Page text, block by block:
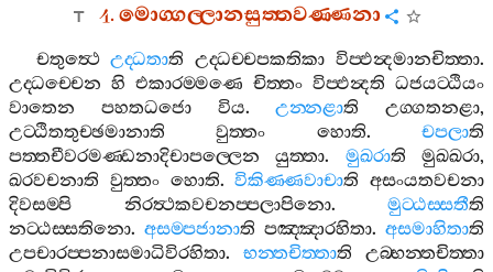
4.මොග‍්ගල‍්ලානසුත‍්තවණ‍්ණනා
චතුත්‍ථෙ උද‍්ධතාති උද‍්ධච‍්චපකතිකා විප‍්ඵන්‍දමානචිත‍්තා.
උද‍්ධච‍්චෙන හි එකාරම‍්මණෙ චිත‍්තං විප‍්ඵන්‍දති ධජයට‍්ඨියං
වාතෙන
පහතධජො විය.උන‍්නළාති උග‍්ගතනළා,
උට‍්ඨිතතුච‍්ඡමානාති
වුත‍්තං හොති.චපලාති
පත‍්තචීවරමණ‍්ඩනාදිචාපල‍්ලෙන
යුත‍්තා. මුඛරාති මුඛඛරා,
ඛරවචනාති වුත‍්තං හොති.විකිණ‍්ණවාචාති අසංයතවචනා
දිවසම‍්පි
නිරත්‍ථකවචනප‍්පලාපිනො. මුට‍්ඨස‍්සතීති
නට‍්ඨස‍්සතිනො. අසම‍්පජානාති පඤ‍්ඤාරහිතා. අසමාහිතාති
උපචාරප‍්පනාසමාධිවිරහිතා. භන‍්තචිත‍්තාති
උබ‍්භන‍්තචිත‍්තා